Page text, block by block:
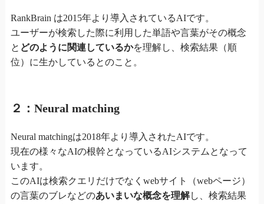
RankBrain は2015年より導入されているAIです。
ユーザーが検索した際に利用した単語や言葉がその概念
と どのように関連しているかを理解し、検索結果（順
位）に生かしているとのこと。
２：Neural matching
Neural matchingは2018年より導入されたAIです。
現在の様々なAIの根幹となっているAIシステムとなって
います。
このAIは検索クエリだけでなくwebサイト（webページ）
の言葉のブレなどのあいまいな概念を理解し、検索結果